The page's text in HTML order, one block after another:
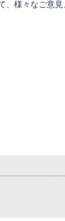
、様々なご意見